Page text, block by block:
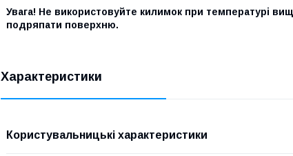
Увага! Не використовуйте килимок при температурі
подряпати поверхню.
Характеристики
Користувальницькі характеристики